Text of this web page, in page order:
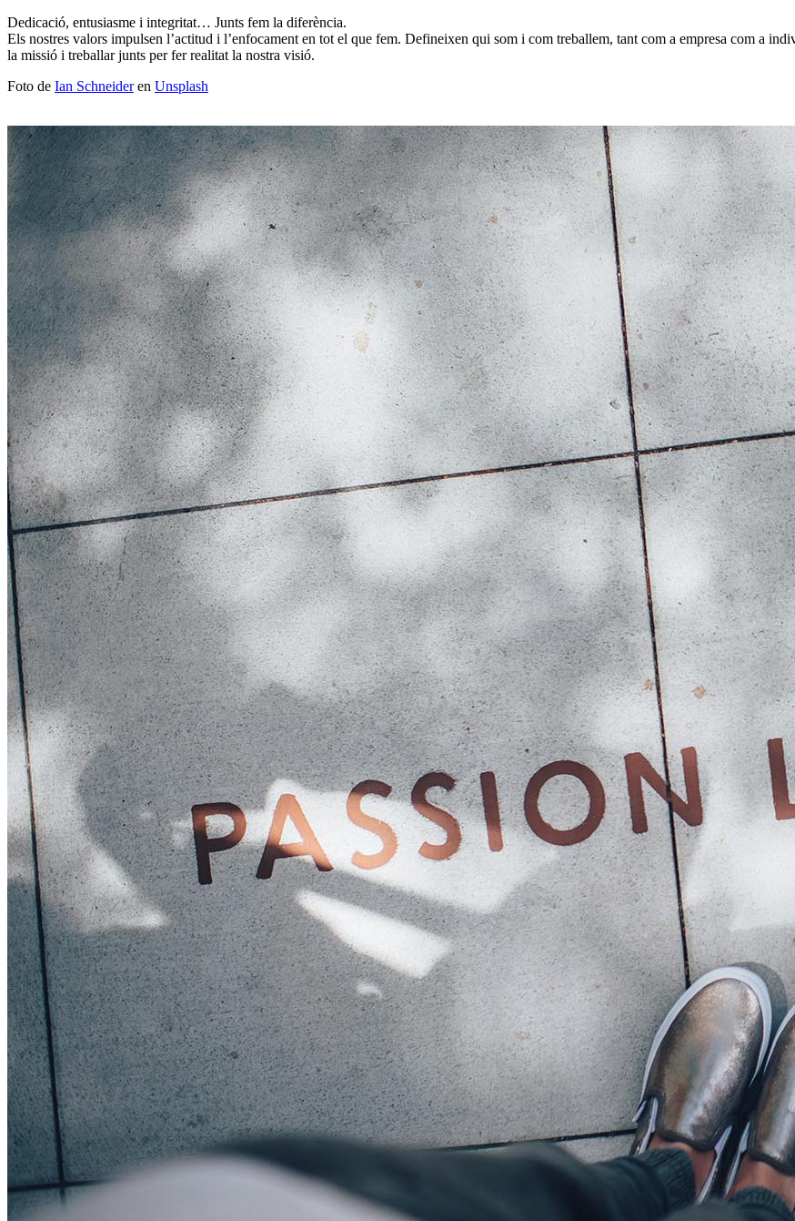
Dedicació, entusiasme i integritat… Junts fem la diferència.
Els nostres valors impulsen l’actitud i l’enfocament en tot el que fem. Defineixen qui som i com treballem, tant com a empresa com a
la missió i treballar junts per fer realitat la nostra visió.
Foto de Ian Schneideren Unsplash